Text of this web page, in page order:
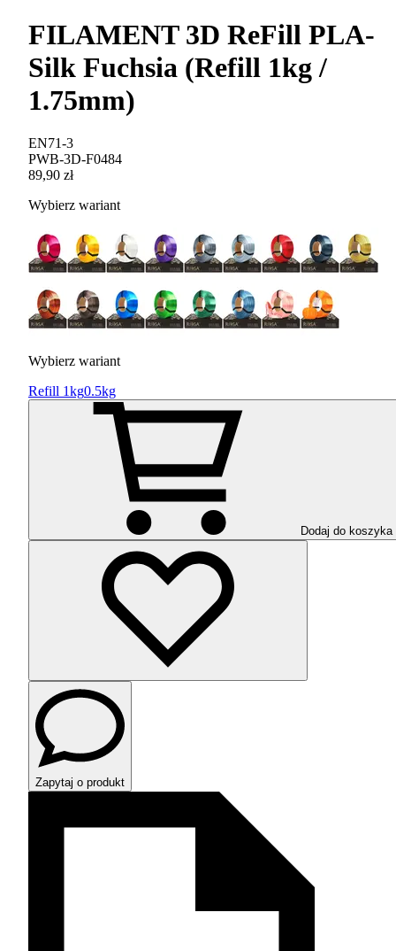
FILAMENT 3D ReFill PLA-
Silk Fuchsia (Refill 1kg /
1.75mm)
EN71-3
PWB-3D-F0484
89,90 zł
Wybierz wariant
Wybierz wariant
Refill 1kg0.5kg
Dodaj do koszyka
Zapytaj o produkt